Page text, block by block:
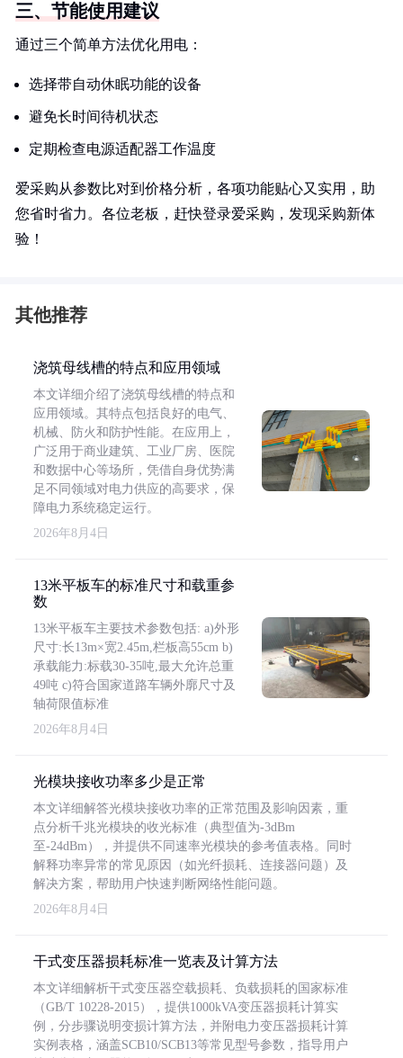
三、节能使用建议
通过三个简单方法优化用电：
选择带自动休眠功能的设备
避免长时间待机状态
定期检查电源适配器工作温度
爱采购从参数比对到价格分析，各项功能贴心又实用，助
您省时省力。各位老板，赶快登录爱采购，发现采购新体
验！
其他推荐
浇筑母线槽的特点和应用领域
本文详细介绍了浇筑母线槽的特点和
应用领域。其特点包括良好的电气、
机械、防火和防护性能。在应用上，
广泛用于商业建筑、工业厂房、医院
和数据中心等场所，凭借自身优势满
足不同领域对电力供应的高要求，保
障电力系统稳定运行。
2026年8月4日
13米平板车的标准尺寸和载重参
数
13米平板车主要技术参数包括: a)外形
尺寸:长13m×宽2.45m,栏板高55cm b)
承载能力:标载30-35吨,最大允许总重
49吨 c)符合国家道路车辆外廓尺寸及
轴荷限值标准
2026年8月4日
光模块接收功率多少是正常
本文详细解答光模块接收功率的正常范围及影响因素，重
点分析千兆光模块的收光标准（典型值为-3dBm
至-24dBm），并提供不同速率光模块的参考值表格。同时
解释功率异常的常见原因（如光纤损耗、连接器问题）及
解决方案，帮助用户快速判断网络性能问题。
2026年8月4日
干式变压器损耗标准一览表及计算方法
本文详细解析干式变压器空载损耗、负载损耗的国家标准
（GB/T 10228-2015），提供1000kVA变压器损耗计算实
例，分步骤说明变损计算方法，并附电力变压器损耗计算
实例表格，涵盖SCB10/SCB13等常见型号参数，指导用户